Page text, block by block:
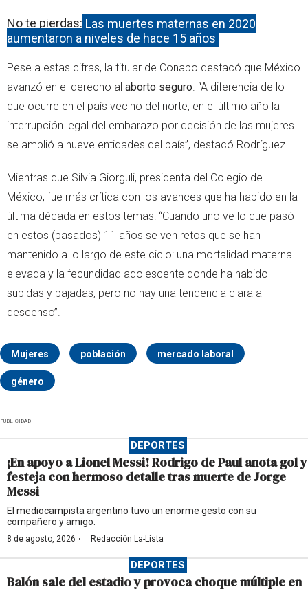
No te pierdas: Las muertes maternas en 2020
aumentaron a niveles de hace 15 años
Pese a estas cifras, la titular de Conapo destacó que México
avanzó en el derecho al aborto seguro. “A diferencia de lo
que ocurre en el país vecino del norte, en el último año la
interrupción legal del embarazo por decisión de las mujeres
se amplió a nueve entidades del país”, destacó Rodríguez.
Mientras que Silvia Giorguli, presidenta del Colegio de
México, fue más crítica con los avances que ha habido en la
última década en estos temas: “Cuando uno ve lo que pasó
en estos (pasados) 11 años se ven retos que se han
mantenido a lo largo de este ciclo: una mortalidad materna
elevada y la fecundidad adolescente donde ha habido
subidas y bajadas, pero no hay una tendencia clara al
descenso”.
Mujeres población mercado laboral
género
PUBLICIDAD
DEPORTES
¡En apoyo a Lionel Messi! Rodrigo de Paul anota gol y
festeja con hermoso detalle tras muerte de Jorge
Messi
El mediocampista argentino tuvo un enorme gesto con su
compañero y amigo.
8 de agosto, 2026 · Redacción La-Lista
DEPORTES
Balón sale del estadio y provoca choque múltiple en